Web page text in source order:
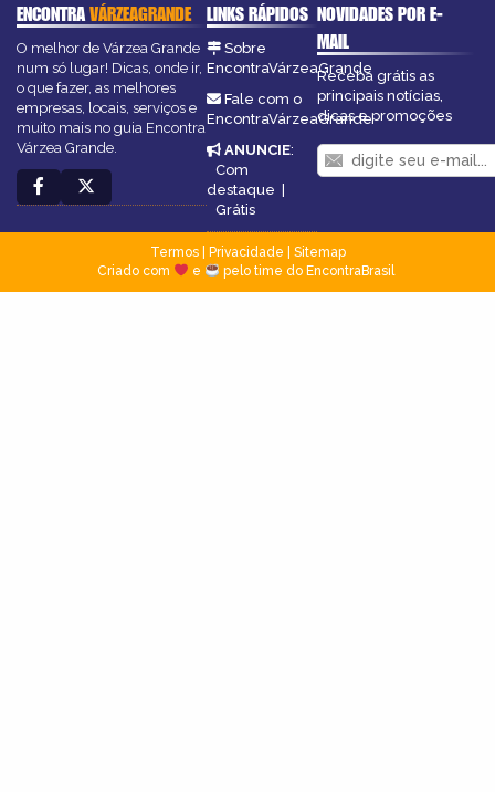
ENCONTRAVÁRZEAGRANDE
O melhor de Várzea Grande
num só lugar! Dicas, onde ir,
o que fazer, as melhores
empresas, locais, serviços e
muito mais no guia Encontra
Várzea Grande.
LINKS RÁPIDOS
Sobre
EncontraVárzeaGrande
Fale com o
EncontraVárzeaGrande
ANUNCIE:
Com
destaque
Grátis
NOVIDADES POR E-
MAIL
Receba grátis as
principais notícias,
dicas e promoções
Termos| Privacidade
Sitemap
Criado com
e pelo time do EncontraBrasil